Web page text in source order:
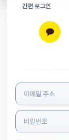
간편 로그인
로그인 정보 입력